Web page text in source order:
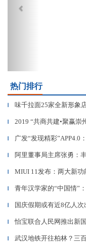
热门排行
▎ 味千拉面25家全新形象
▎ 2019 “共商共建•聚赢崇
▎ 广发“发现精彩”APP4.0
▎ 阿里董事局主席张勇：
▎ MIUI 11发布：两大新功
▎ 青年汉学家的“中国情”
▎ 国庆假期或有近8亿人
▎ 怡宝联合人民网推出新
▎ 武汉地铁开往柏林？三